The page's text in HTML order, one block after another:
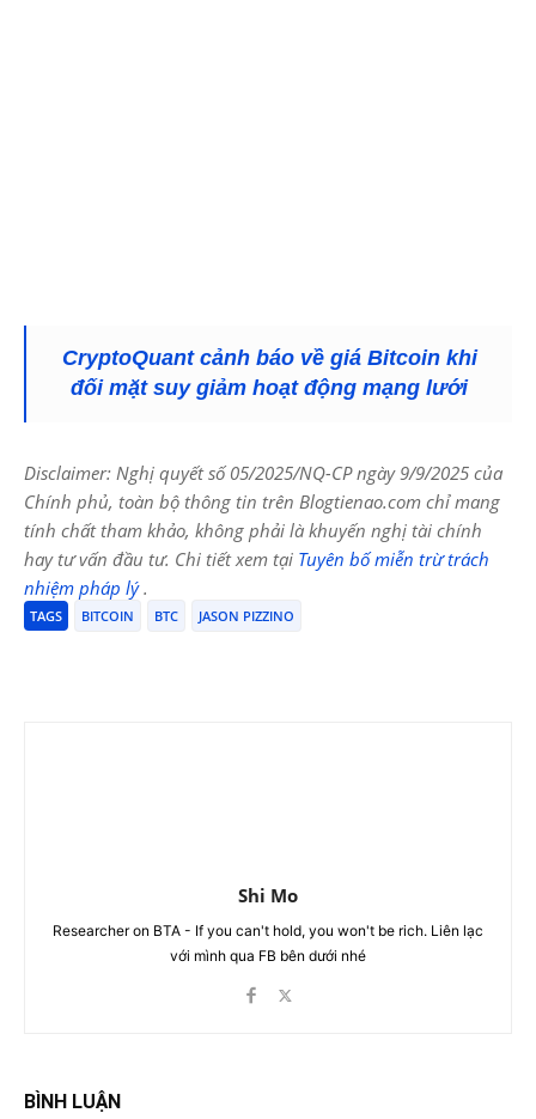
CryptoQuant cảnh báo về giá Bitcoin khi
đối mặt suy giảm hoạt động mạng lưới
Disclaimer: Nghị quyết số 05/2025/NQ-CP ngày 9/9/2025 của
Chính phủ, toàn bộ thông tin trên Blogtienao.com chỉ mang
tính chất tham khảo, không phải là khuyến nghị tài chính
hay tư vấn đầu tư. Chi tiết xem tại Tuyên bố miễn trừ trách
nhiệm pháp lý.
TAGS BITCOIN BTC JASON PIZZINO
Shi Mo
Researcher on BTA - If you can't hold, you won't be rich. Liên lạc
với mình qua FB bên dưới nhé
BÌNH LUẬN